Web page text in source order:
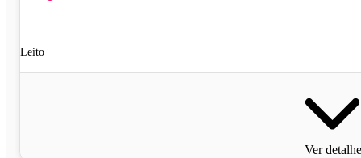
Leito
Ver